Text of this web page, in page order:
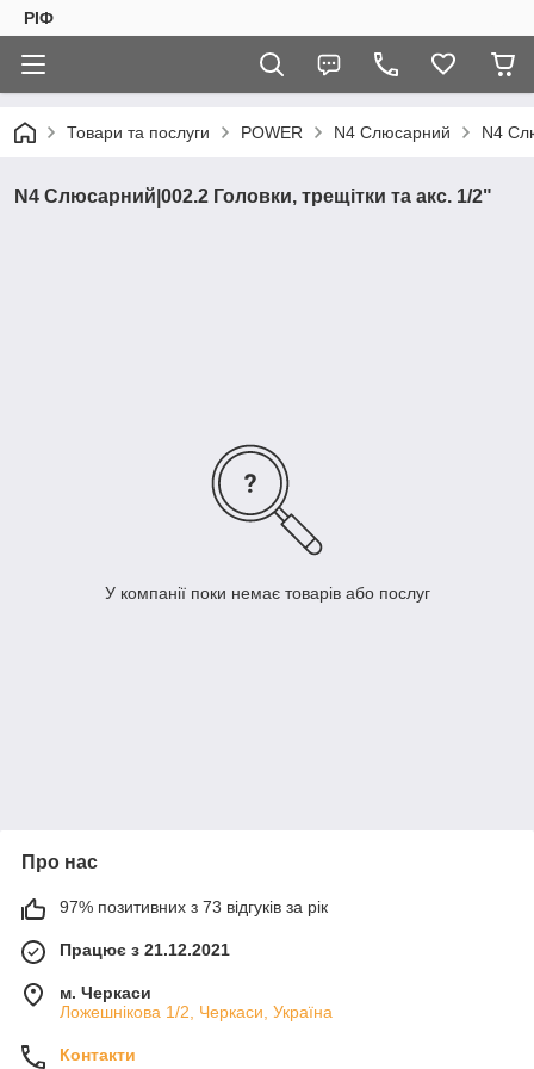
РІФ
Товари та послуги POWER N4 Слюсарний N4
N4 Слюсарний|002.2 Головки, трещітки та акс. 1/2"
У компанії поки немає товарів або послуг
Про нас
97% позитивних з 73 відгуків за рік
Працює з 21.12.2021
м. Черкаси
Ложешнікова 1/2, Черкаси, Україна
Контакти